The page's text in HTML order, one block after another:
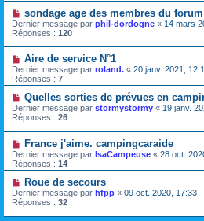
sondage age des membres du forum
Dernier message par phil-dordogne « 14 mars
Réponses : 120
Aire de service N°1
Dernier message par roland. « 20 janv. 2021,
Réponses : 7
Quelles sorties de prévues en
Dernier message par stormystormy « 19 janv.
Réponses : 26
France j'aime. campingcaraide
Dernier message par IsaCampeuse « 28 oct.
Réponses : 14
Roue de secours
Dernier message par hfpp « 09 oct. 2020, 17:33
Réponses : 32